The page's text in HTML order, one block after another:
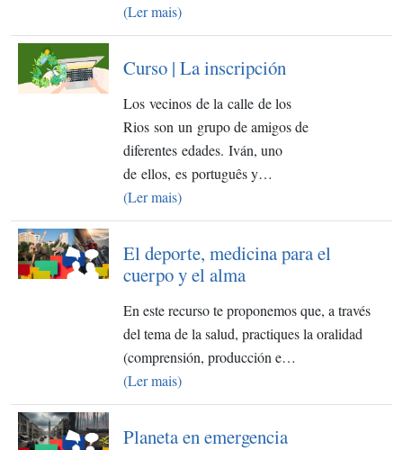
(Ler mais)
Curso | La inscripción
Los vecinos de la calle de los
Rios son un grupo de amigos de
diferentes edades. Iván, uno
de ellos, es português y…
(Ler mais)
El deporte, medicina para el
cuerpo y el alma
En este recurso te proponemos que, a través
del tema de la salud, practiques la oralidad
(comprensión, producción e…
(Ler mais)
Planeta en emergencia